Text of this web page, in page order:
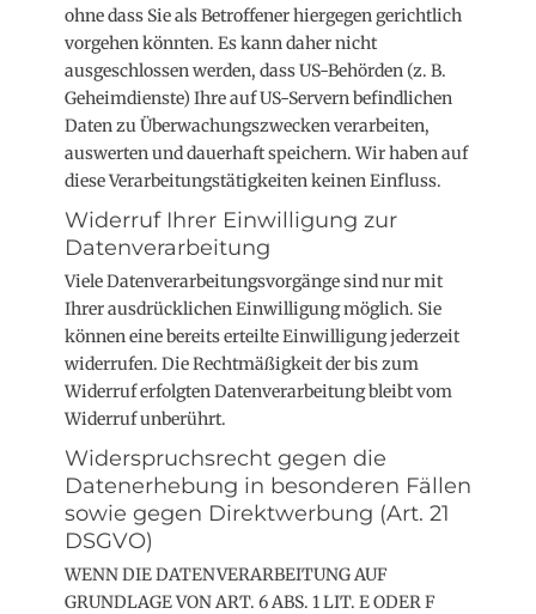
ohne dass Sie als Betroffener hiergegen gerichtlich
vorgehen könnten. Es kann daher nicht
ausgeschlossen werden, dass US-Behörden (z. B.
Geheimdienste) Ihre auf US-Servern befindlichen
Daten zu Überwachungszwecken verarbeiten,
auswerten und dauerhaft speichern. Wir haben auf
diese Verarbeitungstätigkeiten keinen Einfluss.
Widerruf Ihrer Einwilligung zur
Datenverarbeitung
Viele Datenverarbeitungsvorgänge sind nur mit
Ihrer ausdrücklichen Einwilligung möglich. Sie
können eine bereits erteilte Einwilligung jederzeit
widerrufen. Die Rechtmäßigkeit der bis zum
Widerruf erfolgten Datenverarbeitung bleibt vom
Widerruf unberührt.
Widerspruchsrecht gegen die
Datenerhebung in besonderen Fällen
sowie gegen Direktwerbung (Art. 21
DSGVO)
WENN DIE DATENVERARBEITUNG AUF
GRUNDLAGE VON ART. 6 ABS. 1 LIT. E ODER F